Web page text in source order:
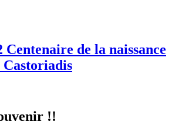
Centenaire de la naissance
Castoriadis
!!